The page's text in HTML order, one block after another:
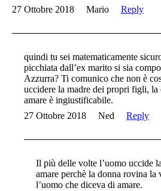
27 Ottobre 2018
Mario Reply
quindi tu sei matematicamente
picchiata dall’ex marito si sia
Azzurra? Ti comunico che non è
uccidere la madre dei propri figli,
amare è ingiustificabile.
27 Ottobre 2018
Ned Reply
Il più delle volte l’uomo uccide
amare perchè la donna rovina
l’uomo che diceva di amare.